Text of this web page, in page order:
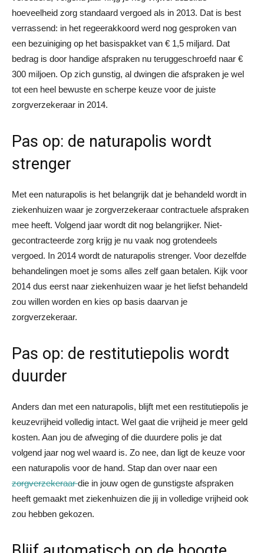
hoeveelheid zorg standaard vergoed als in 2013. Dat is best
verrassend: in het regeerakkoord werd nog gesproken van
een bezuiniging op het basispakket van € 1,5 miljard. Dat
bedrag is door handige afspraken nu teruggeschroefd naar €
300 miljoen. Op zich gunstig, al dwingen die afspraken je wel
tot een heel bewuste en scherpe keuze voor de juiste
zorgverzekeraar in 2014.
Pas op: de naturapolis wordt
strenger
Met een naturapolis is het belangrijk dat je behandeld wordt in
ziekenhuizen waar je zorgverzekeraar contractuele afspraken
mee heeft. Volgend jaar wordt dit nog belangrijker. Niet-
gecontracteerde zorg krijg je nu vaak nog grotendeels
vergoed. In 2014 wordt de naturapolis strenger. Voor dezelfde
behandelingen moet je soms alles zelf gaan betalen. Kijk voor
2014 dus eerst naar ziekenhuizen waar je het liefst behandeld
zou willen worden en kies op basis daarvan je
zorgverzekeraar.
Pas op: de restitutiepolis wordt
duurder
Anders dan met een naturapolis, blijft met een restitutiepolis je
keuzevrijheid volledig intact. Wel gaat die vrijheid je meer geld
kosten. Aan jou de afweging of die duurdere polis je dat
volgend jaar nog wel waard is. Zo nee, dan ligt de keuze voor
een naturapolis voor de hand. Stap dan over naar een
zorgverzekeraardie in jouw ogen de gunstigste afspraken
heeft gemaakt met ziekenhuizen die jij in volledige vrijheid ook
zou hebben gekozen.